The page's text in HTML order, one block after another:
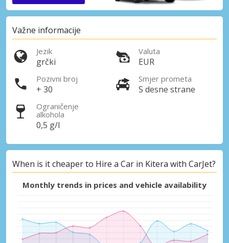
Važne informacije
Jezik
grčki
Valuta
EUR
Pozivni broj
+ 30
Smjer prometa
S desne strane
Ograničenje
alkohola
0,5 g/l
When is it cheaper to Hire a Car in Kitera with CarJet?
Monthly trends in prices and vehicle availability